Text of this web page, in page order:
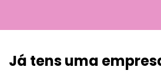
Já tens uma